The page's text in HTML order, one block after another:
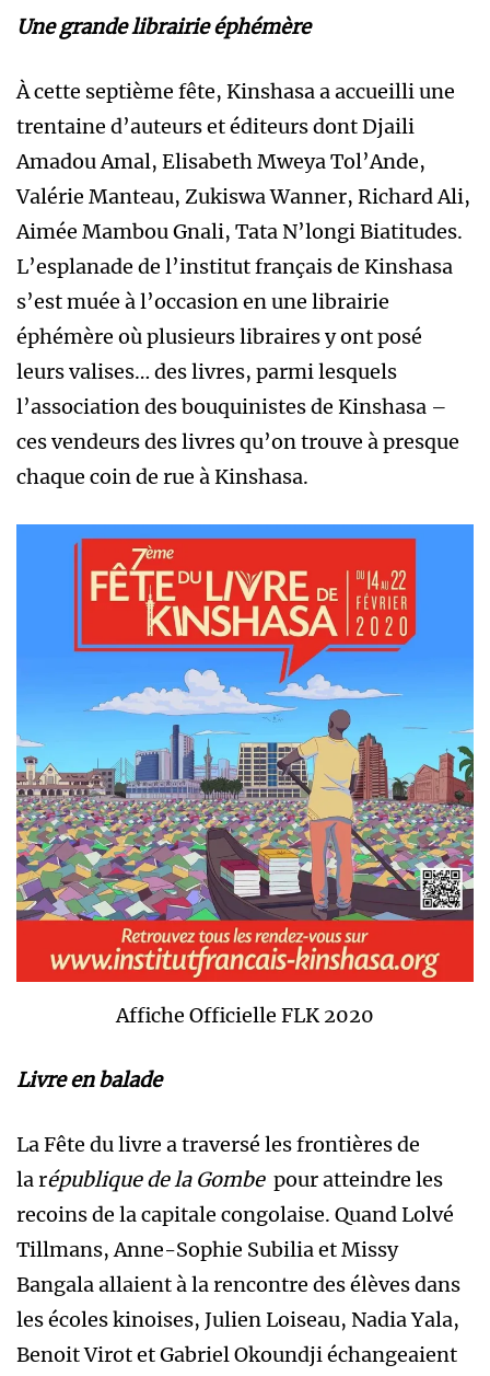
Une grande librairie éphémère
À cette septième fête, Kinshasa a accueilli une
trentaine d’auteurs et éditeurs dont Djaili
Amadou Amal, Elisabeth Mweya Tol’Ande,
Valérie Manteau, Zukiswa Wanner, Richard Ali,
Aimée Mambou Gnali, Tata N’longi Biatitudes.
L’esplanade de l’institut français de Kinshasa
s’est muée à l’occasion en une librairie
éphémère où plusieurs libraires y ont posé
leurs valises… des livres, parmi lesquels
l’association des bouquinistes de Kinshasa –
ces vendeurs des livres qu’on trouve à presque
chaque coin de rue à Kinshasa.
Affiche Officielle FLK 2020
Livre en balade
La Fête du livre a traversé les frontières de
la république de la Gombepour atteindre les
recoins de la capitale congolaise. Quand Lolvé
Tillmans, Anne-Sophie Subilia et Missy
Bangala allaient à la rencontre des élèves dans
les écoles kinoises, Julien Loiseau, Nadia Yala,
Benoit Virot et Gabriel Okoundji échangeaient